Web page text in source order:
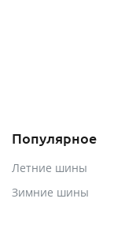
Популярное
Летние шины
Зимние шины